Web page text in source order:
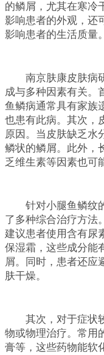
的鳞屑，尤其在寒冷
影响患者的外观，还
影响患者的生活质量。
南京肤康皮肤病研
成与多种因素有关。
鱼鳞病通常具有家族
也患有此病。其次，
原因。当皮肤缺乏水
鳞状的鳞屑。此外，
乏维生素等因素也可
针对小腿鱼鳞纹的
了多种综合治疗方法
建议患者使用含有尿
保湿霜，这些成分能
屑。同时，患者还应
肤干燥。
其次，对于症状较
物或物理治疗。常用
膏等，这些药物能软